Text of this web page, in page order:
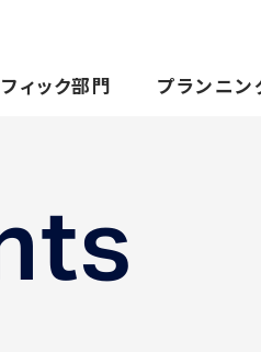
ィック部門 プランニン